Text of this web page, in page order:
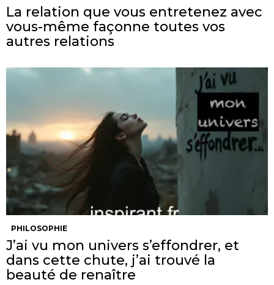
La relation que vous entretenez avec
vous-même façonne toutes vos
autres relations
PHILOSOPHIE
J’ai vu mon univers s’effondrer, et
dans cette chute, j’ai trouvé la
beauté de renaître